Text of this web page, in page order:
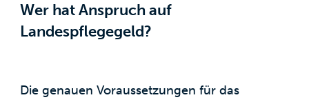
Wer hat Anspruch auf
Landespflegegeld?
Die genauen Voraussetzungen für das